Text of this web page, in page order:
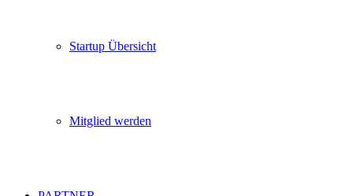
Startup Übersicht
Mitglied werden